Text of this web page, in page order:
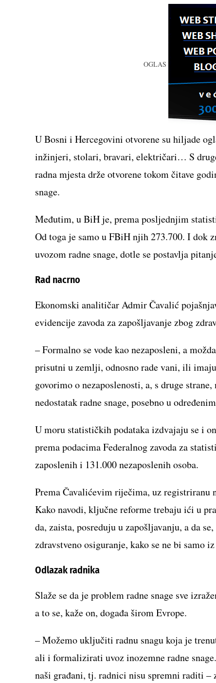
OGLAS
U Bosni i Hercegovini otvorene su hiljade
inžinjeri, stolari, bravari, električari… S
radna mjesta drže otvorene tokom čitave
snage.
Međutim, u BiH je, prema posljednjim
Od toga je samo u FBiH njih 273.700. I dok
uvozom radne snage, dotle se postavlja
Rad nacrno
Ekonomski analitičar Admir Čavalić
evidencije zavoda za zapošljavanje zbog
– Formalno se vode kao nezaposleni, a
prisutni u zemlji, odnosno rade vani, ili
govorimo o nezaposlenosti, a, s druge
nedostatak radne snage, posebno u
U moru statističkih podataka izdvajaju se i
prema podacima Federalnog zavoda za
zaposlenih i 131.000 nezaposlenih osoba.
Prema Čavalićevim riječima, uz registriranu
Kako navodi, ključne reforme trebaju ići u
da, zaista, posreduju u zapošljavanju, a da
zdravstveno osiguranje, kako se ne bi samo
Odlazak radnika
Slaže se da je problem radne snage sve
a to se, kaže on, događa širom Evrope.
– Možemo uključiti radnu snagu koja je
ali i formalizirati uvoz inozemne radne
naši građani, tj. radnici nisu spremni raditi –